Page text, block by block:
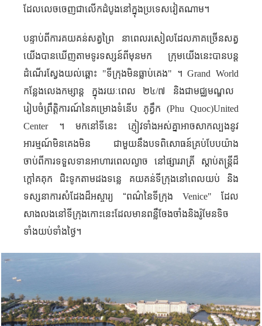
ដែល​លេចចេញជាលើកដំបូងនៅក្នុងប្រទេសវៀតណាម។
បន្ទាប់ពីការគយគន់សត្វព្រៃ នាពេល​រសៀលដែលភាគច្រើនសត្វ
យើងបានឃើញតាមទូរទស្សន៍ពីមុនមក ក្រុមយើងនេះបានបន្ត
ដំណើរស្វែងយល់ឆ្ពោះ "ទីក្រុងមិន​ធ្លាប់គេង" ។Grand World
កន្លែងលេងកម្សាន្ត ក្នុង​រយៈពេល ២៤/៧ និងជាមជ្ឈមណ្ឌល
រៀបចំព្រឹត្តិការណ៍នៃគម្រោងទំនើប ភូគ្វឹក (Phu Quoc)​United
Center ។ មកនៅទីនេះ ភ្ញៀវទាំងអស់គ្នាអាចសាកល្បងនូវ
អារម្មណ៍មិនគេងមិន ជាមួយនឹងបទពិសោធន៍គ្រប់បែបយ៉ាង
ចាប់ពីការទទួលទានអាហារពេលល្ងាច នៅផ្សាររាត្រី ស្តាប់តន្ត្រីដ៏
ក្ដៅគគុក ជិះទូកតាមដងទន្លេ គយគន់ទីក្រុងនៅពេលយប់ និង
ទស្សនាការសំដែងដ៏អស្ចារ្យ
“ពណ៌នៃទីក្រុង Venice" ដែល​
សាងលងនៅទីក្រុង​កោះនេះដែលមានពន្លឺចែងចាំងនិង​រ៉ូមែនទិច
ទាំងយប់ទាំងថ្ងៃ។